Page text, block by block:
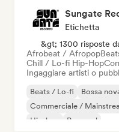
Sungate
Etichetta
&gt; 1300 risposte
Afrobeat / Afropop
Chill / Lo-fi Hip-Hop
Ingaggiare artisti o
Beats / Lo-fi Bossa
Commerciale /
Hip-hop
Pop soul